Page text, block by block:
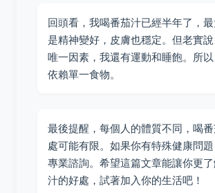
回頭看，我喝番茄汁已經半年了，
是精神變好，皮膚也穩定。但老實
唯一因素，我還有運動和睡飽。所
依賴單一食物。
最後提醒，每個人的體質不同，喝
處可能有限。如果你有特殊健康問
專業諮詢。希望這篇文章能讓你更
汁的好處，試著加入你的生活吧！